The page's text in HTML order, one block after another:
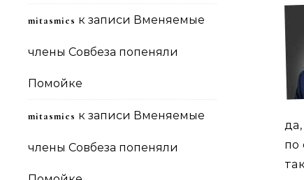
mitasmies к записи Вменяемые
члены Совбеза попеняли
Помойке
mitasmies к записи Вменяемые
члены Совбеза попеняли
по